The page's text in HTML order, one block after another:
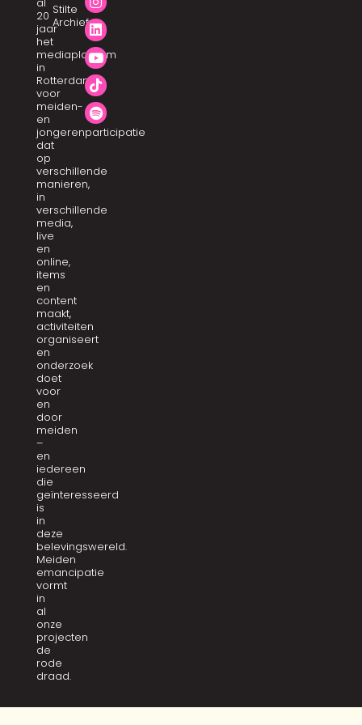
20
jaar
het
mediaplatform
in
Rotterdam
voor
meiden-
en
jongerenparticipatie
dat
op
verschillende
manieren,
in
verschillende
media,
live
en
online,
items
en
content
maakt,
activiteiten
organiseert
en
onderzoek
doet
voor
en
door
meiden
–
en
iedereen
die
geïnteresseerd
is
in
deze
belevingswereld.
Meiden
emancipatie
vormt
in
al
onze
projecten
de
rode
draad.
Stilte
Archief